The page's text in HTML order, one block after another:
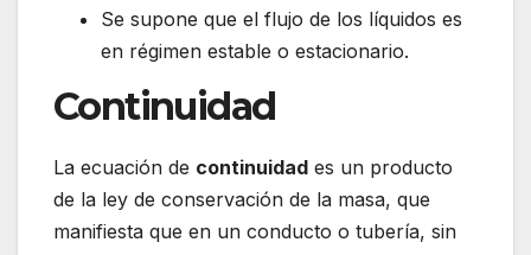
Se supone que el flujo de los líquidos es
en régimen estable o estacionario.
Continuidad
La ecuación de continuidad es un producto
de la ley de conservación de la masa, que
manifiesta que en un conducto o tubería, sin